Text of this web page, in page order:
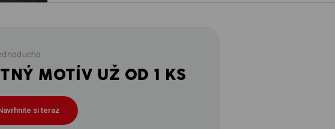
MOTÍV UŽ OD 1 KS
si teraz